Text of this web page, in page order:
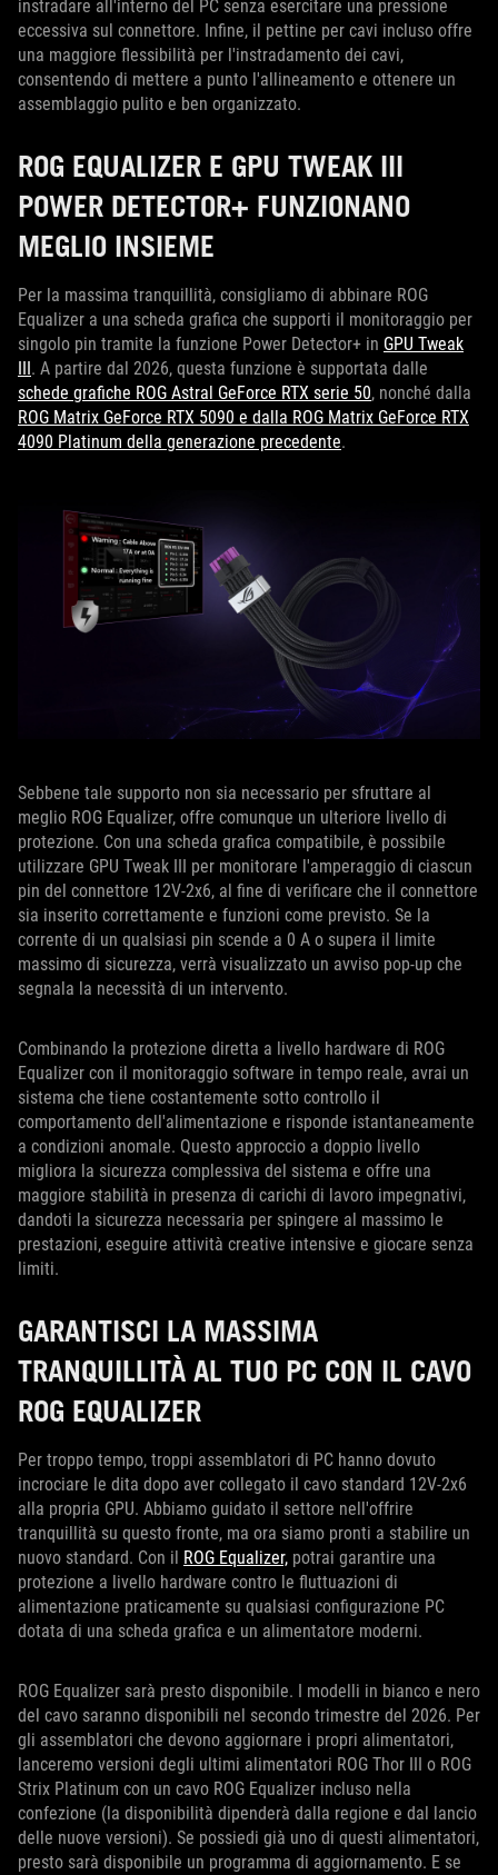
instradare all'interno del PC senza esercitare una pressione
eccessiva sul connettore. Infine, il pettine per cavi incluso offre
una maggiore flessibilità per l'instradamento dei cavi,
consentendo di mettere a punto l'allineamento e ottenere un
assemblaggio pulito e ben organizzato.
ROG EQUALIZER E GPU TWEAK III
POWER DETECTOR+ FUNZIONANO
MEGLIO INSIEME
Per la massima tranquillità, consigliamo di abbinare ROG
Equalizer a una scheda grafica che supporti il monitoraggio per
singolo pin tramite la funzione Power Detector+ in GPU Tweak
. A partire dal 2026, questa funzione è supportata dalle
schede grafiche ROG Astral GeForce RTX serie 50, nonché dalla
ROG Matrix GeForce RTX 5090 e dalla ROG Matrix GeForce RTX
4090 Platinum della generazione precedente.
Sebbene tale supporto non sia necessario per sfruttare al
meglio ROG Equalizer, offre comunque un ulteriore livello di
protezione. Con una scheda grafica compatibile, è possibile
utilizzare GPU Tweak III per monitorare l'amperaggio di ciascun
pin del connettore 12V-2x6, al fine di verificare che il connettore
sia inserito correttamente e funzioni come previsto. Se la
corrente di un qualsiasi pin scende a 0 A o supera il limite
massimo di sicurezza, verrà visualizzato un avviso pop-up che
segnala la necessità di un intervento.
Combinando la protezione diretta a livello hardware di ROG
Equalizer con il monitoraggio software in tempo reale, avrai un
sistema che tiene costantemente sotto controllo il
comportamento dell'alimentazione e risponde istantaneamente
a condizioni anomale. Questo approccio a doppio livello
migliora la sicurezza complessiva del sistema e offre una
maggiore stabilità in presenza di carichi di lavoro impegnativi,
dandoti la sicurezza necessaria per spingere al massimo le
prestazioni, eseguire attività creative intensive e giocare senza
limiti.
GARANTISCI LA MASSIMA
TRANQUILLITÀ AL TUO PC CON IL CAVO
ROG EQUALIZER
Per troppo tempo, troppi assemblatori di PC hanno dovuto
incrociare le dita dopo aver collegato il cavo standard 12V-2x6
alla propria GPU. Abbiamo guidato il settore nell'offrire
tranquillità su questo fronte, ma ora siamo pronti a stabilire un
nuovo standard. Con il ROG Equalizer, potrai garantire una
protezione a livello hardware contro le fluttuazioni di
alimentazione praticamente su qualsiasi configurazione PC
dotata di una scheda grafica e un alimentatore moderni.
ROG Equalizer sarà presto disponibile. I modelli in bianco e nero
del cavo saranno disponibili nel secondo trimestre del 2026. Per
gli assemblatori che devono aggiornare i propri alimentatori,
lanceremo versioni degli ultimi alimentatori ROG Thor III o ROG
Strix Platinum con un cavo ROG Equalizer incluso nella
confezione (la disponibilità dipenderà dalla regione e dal lancio
delle nuove versioni). Se possiedi già uno di questi alimentatori,
presto sarà disponibile un programma di aggiornamento. E se